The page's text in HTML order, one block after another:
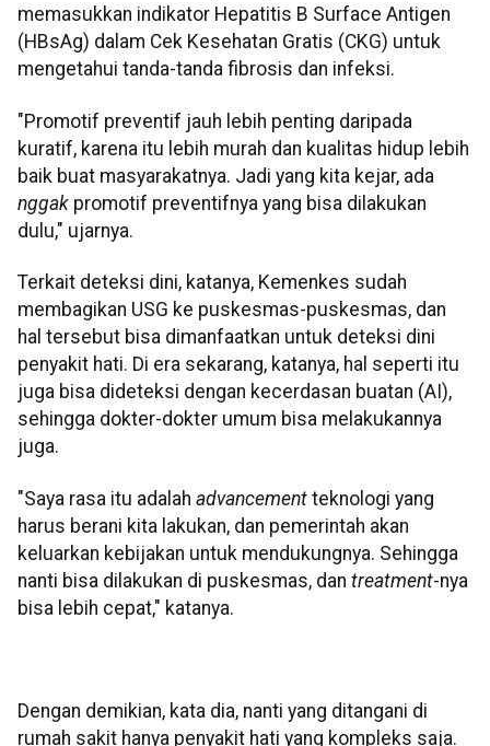
memasukkan indikator Hepatitis B Surface Antigen
(HBsAg) dalam Cek Kesehatan Gratis (CKG) untuk
mengetahui tanda-tanda fibrosis dan infeksi.
"Promotif preventif jauh lebih penting daripada
kuratif, karena itu lebih murah dan kualitas hidup lebih
baik buat masyarakatnya. Jadi yang kita kejar, ada
nggak promotif preventifnya yang bisa dilakukan
dulu," ujarnya.
Terkait deteksi dini, katanya, Kemenkes sudah
membagikan USG ke puskesmas-puskesmas, dan
hal tersebut bisa dimanfaatkan untuk deteksi dini
penyakit hati. Di era sekarang, katanya, hal seperti itu
juga bisa dideteksi dengan kecerdasan buatan (AI),
sehingga dokter-dokter umum bisa melakukannya
juga.
"Saya rasa itu adalah advancement teknologi yang
harus berani kita lakukan, dan pemerintah akan
keluarkan kebijakan untuk mendukungnya. Sehingga
nanti bisa dilakukan di puskesmas, dan treatment-nya
bisa lebih cepat," katanya.
Dengan demikian, kata dia, nanti yang ditangani di
rumah sakit hanya penyakit hati yang kompleks saja.